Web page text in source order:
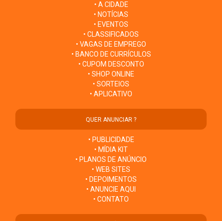
• A CIDADE
• NOTÍCIAS
• EVENTOS
• CLASSIFICADOS
• VAGAS DE EMPREGO
• BANCO DE CURRÍCULOS
• CUPOM DESCONTO
• SHOP ONLINE
• SORTEIOS
• APLICATIVO
QUER ANUNCIAR ?
• PUBLICIDADE
• MÍDIA KIT
• PLANOS DE ANÚNCIO
• WEB SITES
• DEPOIMENTOS
• ANUNCIE AQUI
• CONTATO